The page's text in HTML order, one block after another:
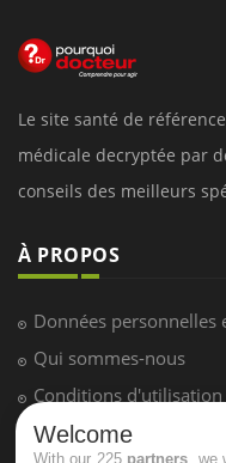
Le site santé de
médicale decryptée par
conseils des meilleurs
À PROPOS
Données personnelles
Qui sommes-nous
Conditions d'utilisation
Plan du site
Welcome
With our 225 partners ,